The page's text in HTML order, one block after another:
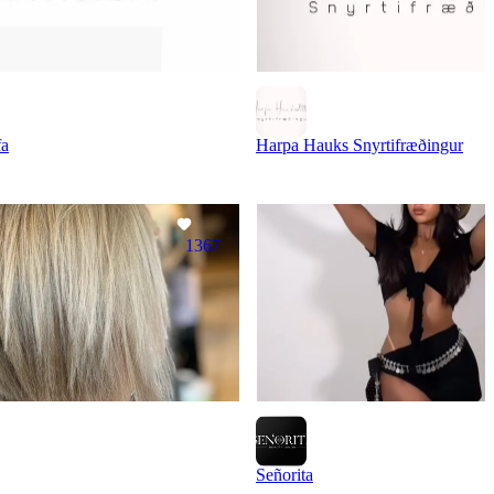
Harpa Hauks Snyrtifræðingur
1367
Señorita